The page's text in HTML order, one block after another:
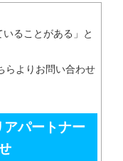
いることがある」と
らよりお問い合わせ
パートナー